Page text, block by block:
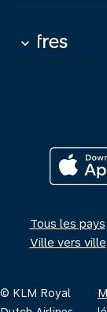
Offres
keyboard_arrow_down
Tous les pays
Ville vers ville
© KLM Royal